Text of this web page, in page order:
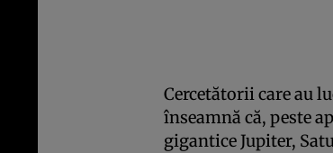
Cercetătorii care au
înseamnă că, peste
gigantice Jupiter,